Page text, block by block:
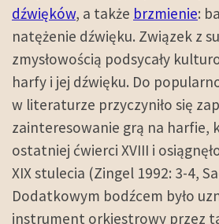
dźwięków, a także brzmienie:
natężenie dźwięku. Związek z
zmysłowością podsycały
harfy i jej dźwięku. Do
w literaturze przyczyniło się
zainteresowanie grą na harfie,
ostatniej ćwierci XVIII i
XIX stulecia (Zingel 1992: 3-4,
Dodatkowym bodźcem było
instrument orkiestrowy przez